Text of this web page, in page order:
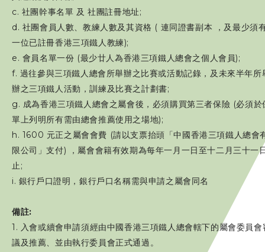
聯絡我們
c. 社團幹事名單 及 社團註冊地址;
d. 社團會員人數、教練人數及其資格 ( 連同證書副本 ，及最少須
一位已註冊香港三項鐵人教練);
e. 會員名單一份 (最少廿人為香港三項鐵人總會之個人會員);
f. 過往參與三項鐵人總會所舉辦之比賽或活動記錄，及未來半年所
辦之三項鐵人活動，訓練及比賽之計劃書;
g. 成為香港三項鐵人總會之屬會後，必須購買第三者保險 (必須於
單上列明所有需由總會推薦使用之場地);
h. 1600 元正之屬會會費 (請以支票抬頭「中國香港三項鐵人總會
限公司」支付) ，屬會會籍有效期為每年一月一日至十二月三十一
止;
i. 銀行戶口證明，銀行戶口名稱需與申請之屬會同名
備註:
1. 入會或續會申請須經由中國香港三項鐵人總會轄下的屬會委員會
議及推薦、並由執行委員會正式通過。